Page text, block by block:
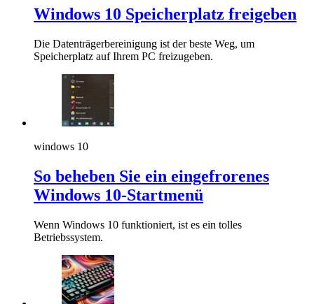
Windows 10 Speicherplatz freigeben
Die Datenträgerbereinigung ist der beste Weg, um
Speicherplatz auf Ihrem PC freizugeben.
windows 10
So beheben Sie ein eingefrorenes
Windows 10-Startmenü
Wenn Windows 10 funktioniert, ist es ein tolles
Betriebssystem.